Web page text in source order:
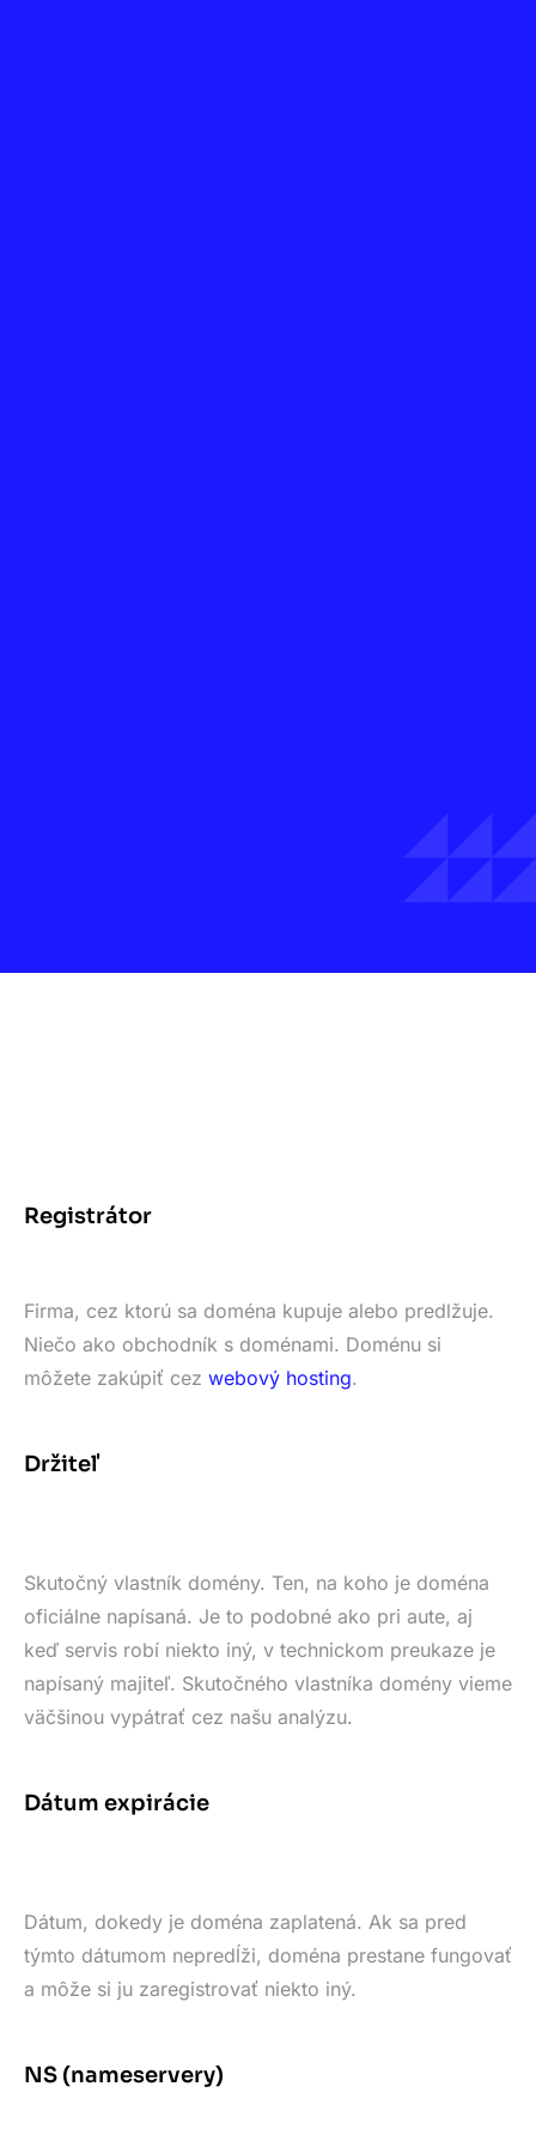
Registrátor
Firma, cez ktorú sa doména kupuje alebo predlžuje.
Niečo ako obchodník s doménami. Doménu si
môžete zakúpiť cez webový hosting.
Držiteľ
Skutočný vlastník domény. Ten, na koho je doména
oficiálne napísaná. Je to podobné ako pri aute, aj
keď servis robí niekto iný, v technickom preukaze je
napísaný majiteľ. Skutočného vlastníka domény vieme
väčšinou vypátrať cez našu analýzu.
Dátum expirácie
Dátum, dokedy je doména zaplatená. Ak sa pred
týmto dátumom nepredĺži, doména prestane fungovať
a môže si ju zaregistrovať niekto iný.
NS (nameservery)